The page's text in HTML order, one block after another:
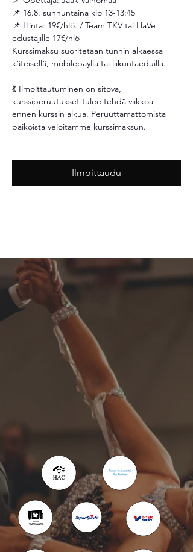
📌 16.8. sunnuntaina klo 13-13:45
📌 Hinta: 19€/hlö. / Team TKV tai HaVe
edustajille 17€/hlö
Kurssimaksu suoritetaan tunnin alkaessa
käteisellä, mobilepaylla tai liikuntaeduilla.
💃 Ilmoittautuminen on sitova,
kurssiperuutukset tulee tehdä viikkoa
ennen kurssin alkua. Peruuttamattomista
paikoista veloitamme kurssimaksun.
Ilmoittaudu